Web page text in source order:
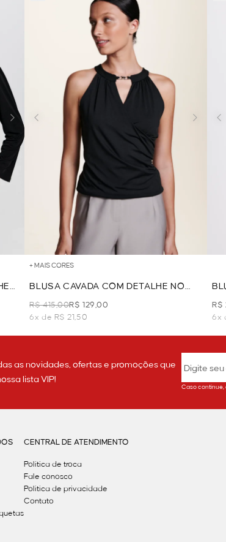
+ MAIS CORES
BLUSA CAVADA COM DETALHE NO
DECOTE - PRETO
R$ 415,00R$ 129,00
6x de R$ 21,50
R$
6x
as novidades, ofertas e promoções que
lista VIP!
Caso continue,
CENTRAL DE ATENDIMENTO
Política de troca
Fale conosco
Politica de privacidade
Contato